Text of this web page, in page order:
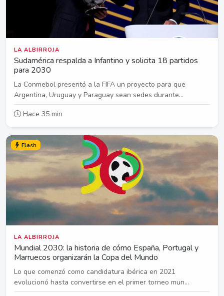
LA ALBIRROJA
Sudamérica respalda a Infantino y solicita 18 partidos
para 2030
La Conmebol presentó a la FIFA un proyecto para que
Argentina, Uruguay y Paraguay sean sedes durante...
Hace 35 min
Flash
LA ALBIRROJA
Mundial 2030: la historia de cómo España, Portugal y
Marruecos organizarán la Copa del Mundo
Lo que comenzó como candidatura ibérica en 2021
evolucionó hasta convertirse en el primer torneo mun...